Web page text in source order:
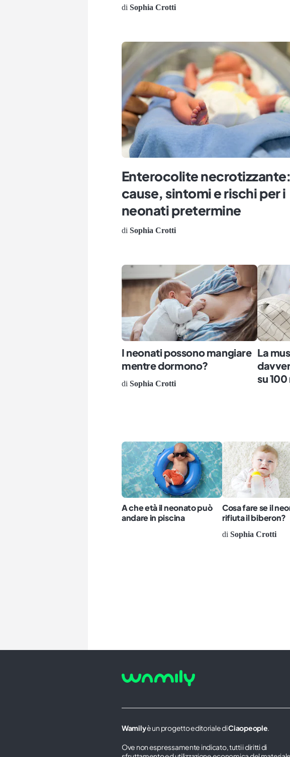
di Sophia Crotti
Enterocolite necrotizzante:
cause, sintomi e rischi per i
neonati pretermine
di Sophia Crotti
I neonati possono mangiare
mentre dormono?
di Sophia Crotti
La
su
A che età il neonato può
andare in piscina
Cosa fare se il
rifiuta il biberon?
di Sophia Crotti
Wamilyè un progetto editoriale diCiaopeople.
Ove non espressamente indicato, tutti i diritti di